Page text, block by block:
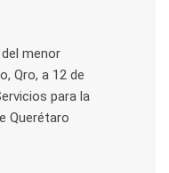
del menor
Qro, a 12 de
para la
Querétaro